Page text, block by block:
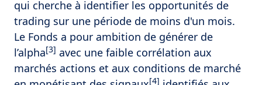
qui cherche à identifier les opportunités de
trading sur une période de moins d'un mois.
Le Fonds a pour ambition de générer de
l’alpha[3] avec une faible corrélation aux
marchés actions et aux conditions de marché
[4]